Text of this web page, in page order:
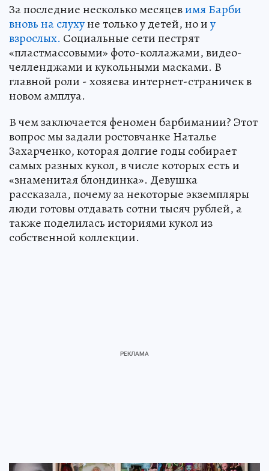
За последние несколько месяцевимя Барби
вновь на слухуне только у детей, но иу
взрослых. Социальные сети пестрят
«пластмассовыми» фото-коллажами, видео-
челленджами и кукольными масками. В
главной роли - хозяева интернет-страничек в
новом амплуа.
В чем заключается феномен барбимании? Этот
вопрос мы задали ростовчанке Наталье
Захарченко, которая долгие годы собирает
самых разных кукол, в числе которых есть и
«знаменитая блондинка». Девушка
рассказала, почему за некоторые экземпляры
люди готовы отдавать сотни тысяч рублей, а
также поделилась историями кукол из
собственной коллекции.